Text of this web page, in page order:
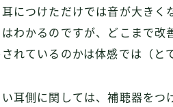
につけただけでは音が大き
わかるのですが、どこまで
れているのかは体感では（と
耳側に関しては、補聴器をつ